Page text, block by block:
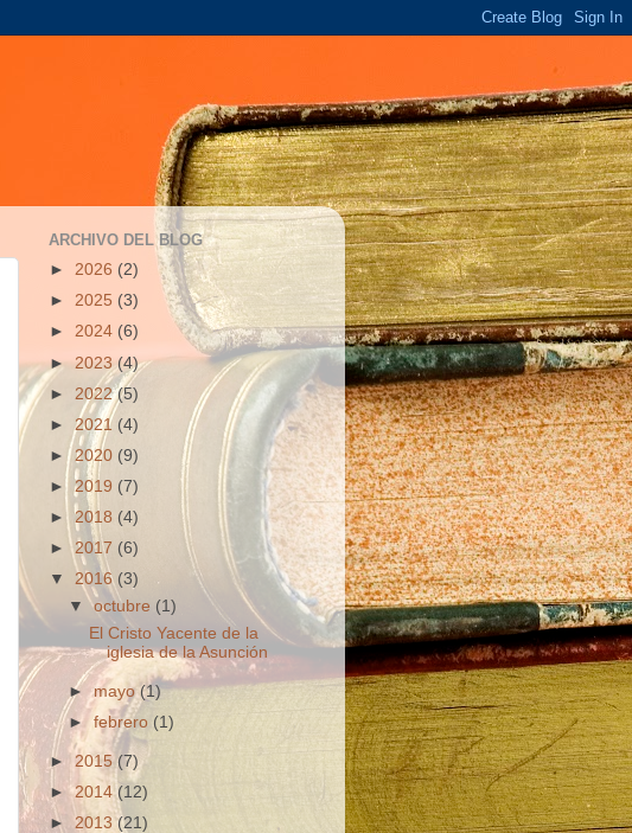
ARCHIVO DEL BLOG
► 2026 (2)
► 2025 (3)
► 2024 (6)
►2023 (4)
► 2022(5)
► 2021 (4)
► 2020 (9)
► 2019 (7)
► 2018 (4)
►2017 (6)
▼ 2016 (3)
▼octubre (1)
El Cristo Yacente de la
iglesia de la Asunción
►mayo(1)
►febrero (1)
► 2015(7)
►2014(12)
► 2013(21)